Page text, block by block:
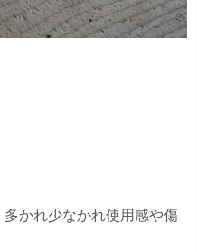
かれ少なかれ使用感や傷